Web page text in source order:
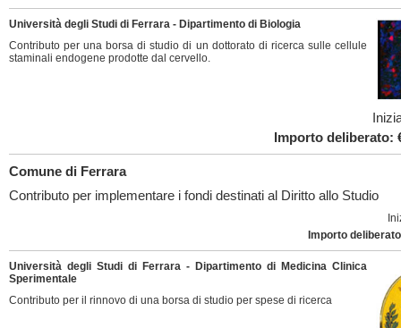
Università degli Studi di Ferrara - Dipartimento di Biologia
Contributo per una borsa di studio di un dottorato di ricerca sulle cellule
staminali endogene prodotte dal cervello.
Importo deliberato:
Comune di Ferrara
Contributo per implementare i fondi destinati al Diritto allo Studio
Importo
Università degli Studi di Ferrara - Dipartimento di Medicina Clinica
Sperimentale
Contributo per il rinnovo di una borsa di studio per spese di ricerca